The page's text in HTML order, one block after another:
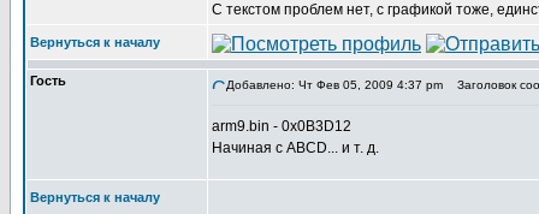
С текстом проблем нет, с графикой тоже,
Вернуться к началу
Гость Добавлено: Чт Фев 05, 2009 4:37 pm Заголовок
arm9.bin - 0x0B3D12
Начиная с ABCD... и т. д.
Вернуться к началу